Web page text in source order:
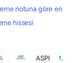
notuna göre en
hissesi
ASPI 1,11%